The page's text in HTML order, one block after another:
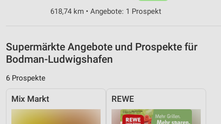
618,74 km • Angebote: 1 Prospekt
Supermärkte Angebote und Prospekte für
Bodman-Ludwigshafen
6 Prospekte
Mix Markt REWE
IAB-Besonderheiten:
Geräte anhand von aktiv angeforderten
Informationen identifizieren
Nicht-IAB-Verarbeitungszwecke:
Notwendig
Performance